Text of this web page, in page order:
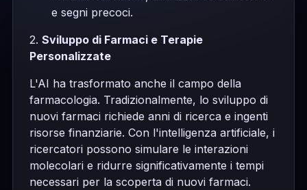
e segni precoci.
2. Sviluppo di Farmaci e Terapie
Personalizzate
L'AI ha trasformato anche il campo della
farmacologia. Tradizionalmente, lo sviluppo di
nuovi farmaci richiede anni di ricerca e ingenti
risorse finanziarie. Con l'intelligenza artificiale, i
ricercatori possono simulare le interazioni
molecolari e ridurre significativamente i tempi
necessari per la scoperta di nuovi farmaci.